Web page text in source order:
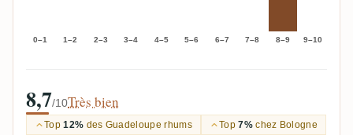
0–1 1–2 2–3 3–4 4–5 5–6 6–7 7–8 8–9 9–10
8,7/10Très bien
Top12% des Guadeloupe rhums Top7%chez Bologne